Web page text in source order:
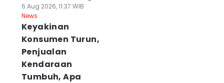
6 Aug 2026, 11:37 WIB
News
Keyakinan
Konsumen Turun,
Penjualan
Kendaraan
Tumbuh, Apa